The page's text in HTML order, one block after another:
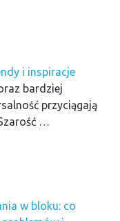
i inspiracje
bardziej
przyciągają
…
w bloku: co